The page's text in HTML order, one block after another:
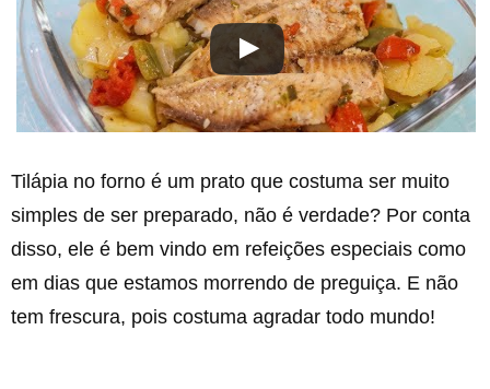
Tilápia no forno é um prato que costuma ser muito
simples de ser preparado, não é verdade? Por conta
disso, ele é bem vindo em refeições especiais como
em dias que estamos morrendo de preguiça. E não
tem frescura, pois costuma agradar todo mundo!